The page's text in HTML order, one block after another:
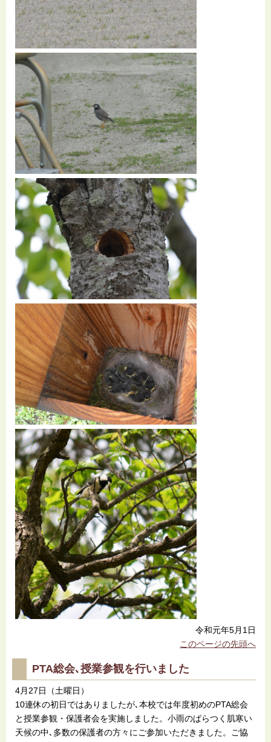
令和元年5月1日
このページの先頭へ
PTA総会､授業参観を行いました
4月27日（土曜日）
10連休の初日ではありましたが､本校では年度初めのPTA総会
と授業参観・保護者会を実施しました。小雨のぱらつく肌寒い
天候の中､多数の保護者の方々にご参加いただきました。ご協